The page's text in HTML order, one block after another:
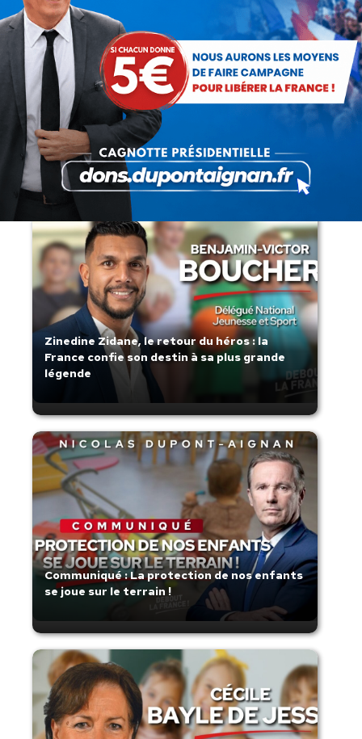
Lorsque tout flambe et que l’État
s’affaisse.
Zinedine Zidane, le retour du héros : la
France confie son destin à sa plus grande
légende
Communiqué : La protection de nos enfants
se joue sur le terrain !